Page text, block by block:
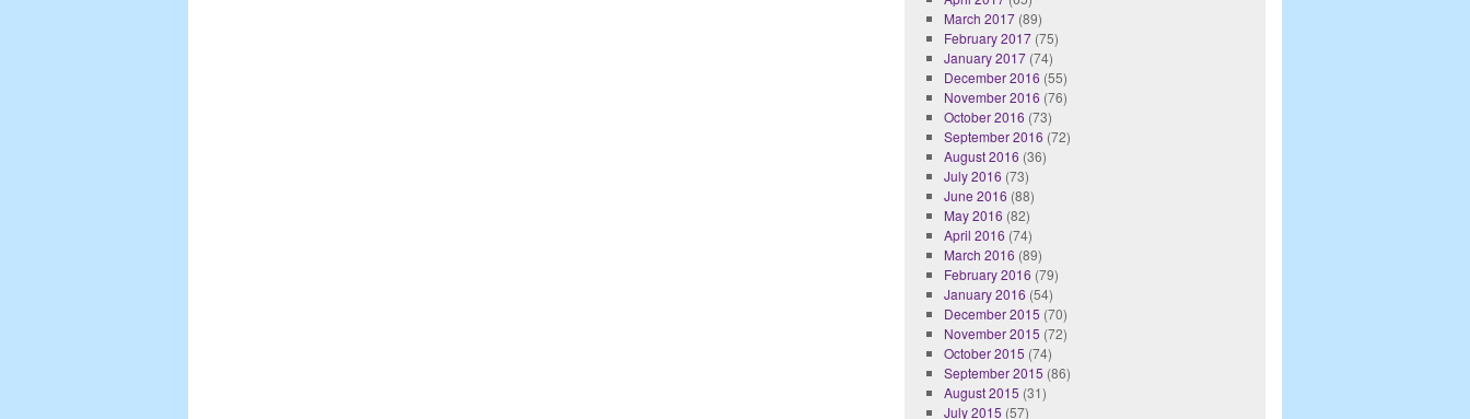
March 2017(89)
February 2017(75)
January 2017(74)
December 2016 (55)
November 2016 (76)
October 2016 (73)
September 2016 (72)
August 2016 (36)
July 2016 (73)
June 2016 (88)
May 2016 (82)
April 2016 (74)
March 2016 (89)
February 2016 (79)
January 2016 (54)
December 2015 (70)
November 2015 (72)
October 2015 (74)
September 2015 (86)
August 2015 (31)
July 2015 (57)